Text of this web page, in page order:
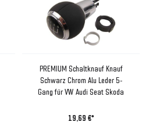
PREMIUM Schaltknauf Knauf
Schwarz Chrom Alu Leder 5-
Gang für VW Audi Seat Skoda
19,69 €*